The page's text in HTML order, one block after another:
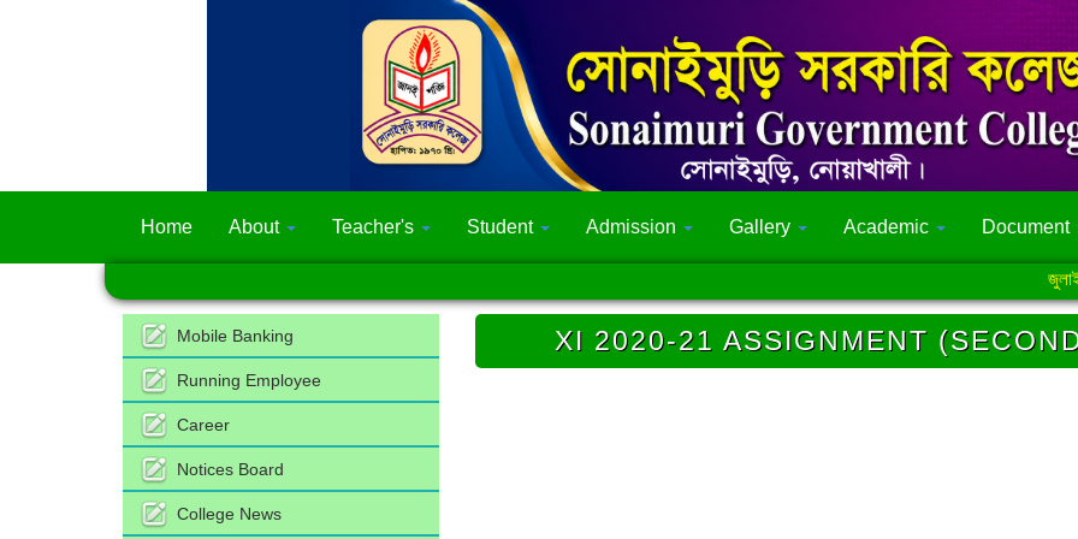
Home About Teacher's Student Admission Gallery Academic Document
জুলাই
Mobile Banking
Running Employee
Career
Notices Board
College News
XI 2020-21 ASSIGNMENT